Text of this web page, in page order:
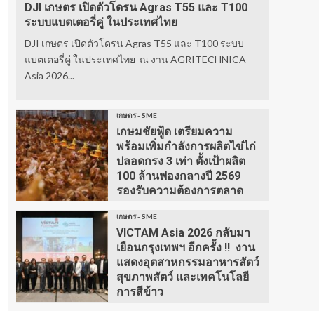
DJI เกษตร เปิดตัวโดรน Agras T55 และ T100
ระบบแบตเตอรี่คู่ ในประเทศไทย
DJI เกษตร เปิดตัวโดรน Agras T55 และ T100 ระบบ
แบตเตอรี่คู่ ในประเทศไทย ณ งาน AGRITECHNICA
Asia 2026...
เกษตร - SME
เกษมชัยฟู้ด เตรียมความ
พร้อมเพิ่มกำลังการผลิตไข่ไก่
ปลอดกรง 3 เท่า ตั้งเป้าผลิต
100 ล้านฟองกลางปี 2569
รองรับความต้องการตลาด
เกษตร - SME
VICTAM Asia 2026 กลับมา
เยือนกรุงเทพฯ อีกครั้ง !! งาน
แสดงอุตสาหกรรมอาหารสัตว์
สุขภาพสัตว์ และเทคโนโลยี
การสีข้าว